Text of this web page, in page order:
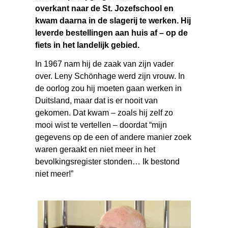
overkant naar de St. Jozefschool en
kwam daarna in de slagerij te werken. Hij
leverde bestellingen aan huis af – op de
fiets in het landelijk gebied.
In 1967 nam hij de zaak van zijn vader
over. Leny Schönhage werd zijn vrouw. In
de oorlog zou hij moeten gaan werken in
Duitsland, maar dat is er nooit van
gekomen. Dat kwam – zoals hij zelf zo
mooi wist te vertellen – doordat “mijn
gegevens op de een of andere manier zoek
waren geraakt en niet meer in het
bevolkingsregister stonden… Ik bestond
niet meer!”